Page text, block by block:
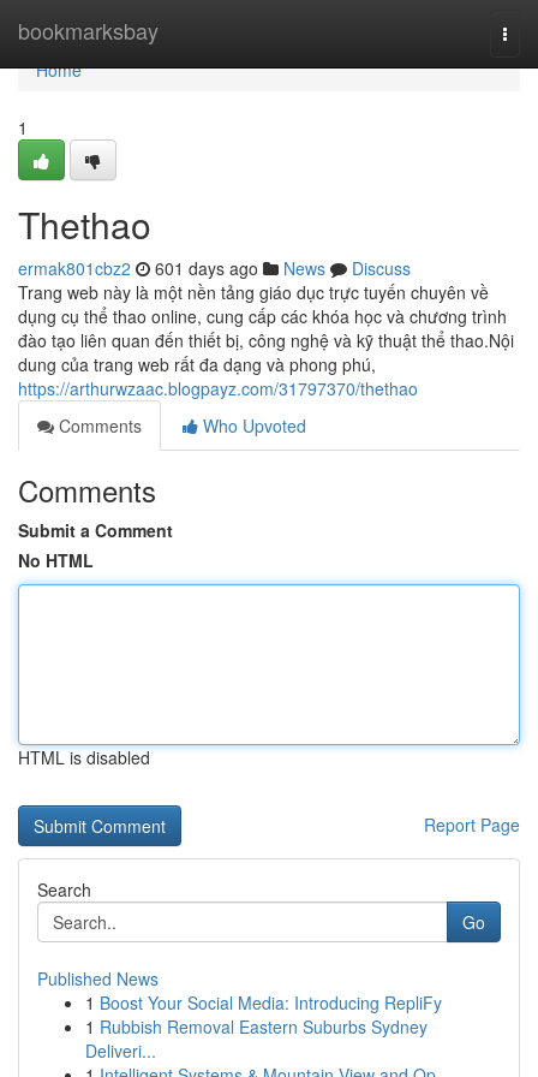
bookmarksbay
Home
Home
1
Thethao
ermak801cbz2 601 days ago News
Discuss
Trang web này là một nền tảng giáo dục trực tuyến chuyên về
dụng cụ thể thao online, cung cấp các khóa học và chương trình
đào tạo liên quan đến thiết bị, công nghệ và kỹ thuật thể thao.Nội
dung của trang web rất đa dạng và phong phú,
https://arthurwzaac.blogpayz.com/31797370/thethao
Comments
Who Upvoted
Comments
Submit a Comment
No HTML
HTML is disabled
Report Page
Search
Go
Published News
1 Boost Your Social Media: Introducing RepliFy
1 Rubbish Removal Eastern Suburbs Sydney
Deliveri...